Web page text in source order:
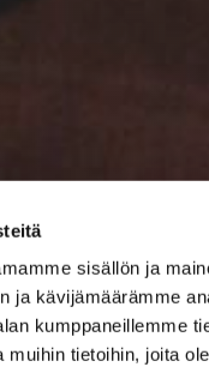
sisällön ja
ja kävijämäärämme
kumppaneillemme
muihin tietoihin, joita